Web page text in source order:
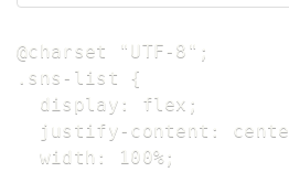
@charset "UTF-8";
.sns-list {
  display: flex;
justify-content:
  width: 100%;